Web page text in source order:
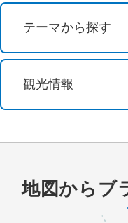
花 / 自然
登山・ハイキン
オーロラ観賞
島めぐり
テーマから探す
観光情報
地図から ブ